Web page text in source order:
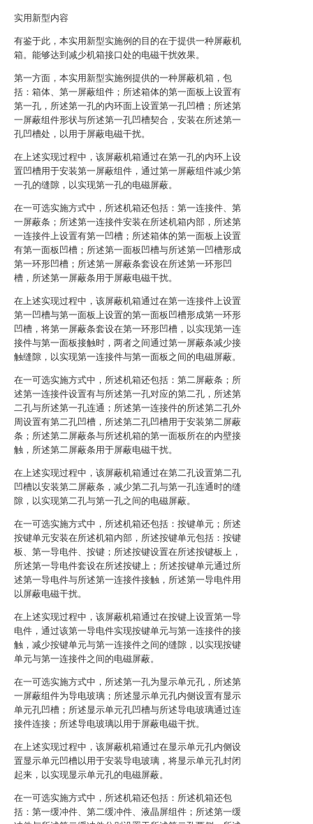
实用新型内容
有鉴于此，本实用新型实施例的目的在于提供一种屏蔽机
箱。能够达到减少机箱接口处的电磁干扰效果。
第一方面，本实用新型实施例提供的一种屏蔽机箱，包
括：箱体、第一屏蔽组件；所述箱体的第一面板上设置有
第一孔，所述第一孔的内环面上设置第一孔凹槽；所述第
一屏蔽组件形状与所述第一孔凹槽契合，安装在所述第一
孔凹槽处，以用于屏蔽电磁干扰。
在上述实现过程中，该屏蔽机箱通过在第一孔的内环上设
置凹槽用于安装第一屏蔽组件，通过第一屏蔽组件减少第
一孔的缝隙，以实现第一孔的电磁屏蔽。
在一可选实施方式中，所述机箱还包括：第一连接件、第
一屏蔽条；所述第一连接件安装在所述机箱内部，所述第
一连接件上设置有第一凹槽；所述箱体的第一面板上设置
有第一面板凹槽；所述第一面板凹槽与所述第一凹槽形成
第一环形凹槽；所述第一屏蔽条套设在所述第一环形凹
槽，所述第一屏蔽条用于屏蔽电磁干扰。
在上述实现过程中，该屏蔽机箱通过在第一连接件上设置
第一凹槽与第一面板上设置的第一面板凹槽形成第一环形
凹槽，将第一屏蔽条套设在第一环形凹槽，以实现第一连
接件与第一面板接触时，两者之间通过第一屏蔽条减少接
触缝隙，以实现第一连接件与第一面板之间的电磁屏蔽。
在一可选实施方式中，所述机箱还包括：第二屏蔽条；所
述第一连接件设置有与所述第一孔对应的第二孔，所述第
二孔与所述第一孔连通；所述第一连接件的所述第二孔外
周设置有第二孔凹槽，所述第二孔凹槽用于安装第二屏蔽
条；所述第二屏蔽条与所述机箱的第一面板所在的内壁接
触，所述第二屏蔽条用于屏蔽电磁干扰。
在上述实现过程中，该屏蔽机箱通过在第二孔设置第二孔
凹槽以安装第二屏蔽条，减少第二孔与第一孔连通时的缝
隙，以实现第二孔与第一孔之间的电磁屏蔽。
在一可选实施方式中，所述机箱还包括：按键单元；所述
按键单元安装在所述机箱内部，所述按键单元包括：按键
板、第一导电件、按键；所述按键设置在所述按键板上，
所述第一导电件套设在所述按键上；所述按键单元通过所
述第一导电件与所述第一连接件接触，所述第一导电件用
以屏蔽电磁干扰。
在上述实现过程中，该屏蔽机箱通过在按键上设置第一导
电件，通过该第一导电件实现按键单元与第一连接件的接
触，减少按键单元与第一连接件之间的缝隙，以实现按键
单元与第一连接件之间的电磁屏蔽。
在一可选实施方式中，所述第一孔为显示单元孔，所述第
一屏蔽组件为导电玻璃；所述显示单元孔内侧设置有显示
单元孔凹槽；所述显示单元孔凹槽与所述导电玻璃通过连
接件连接；所述导电玻璃以用于屏蔽电磁干扰。
在上述实现过程中，该屏蔽机箱通过在显示单元孔内侧设
置显示单元凹槽以用于安装导电玻璃，将显示单元孔封闭
起来，以实现显示单元孔的电磁屏蔽。
在一可选实施方式中，所述机箱还包括：所述机箱还包
括：第一缓冲件、第二缓冲件、液晶屏组件；所述第一缓